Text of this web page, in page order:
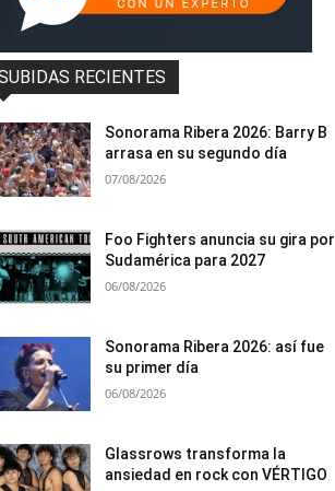
RECIENTES
Sonorama Ribera 2026: Barry B
arrasa en su segundo día
07/08/2026
Foo Fighters anuncia su gira por
Sudamérica para 2027
06/08/2026
Sonorama Ribera 2026: así fue
su primer día
06/08/2026
Glassrows transforma la
ansiedad en rock con VÉRTIGO